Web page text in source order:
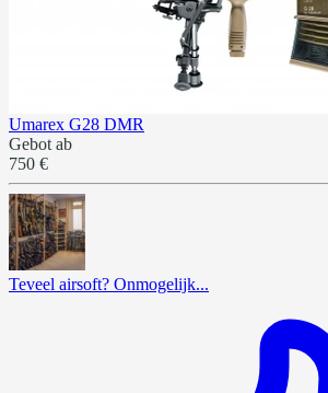
Umarex G28 DMR
Gebot ab
750 €
Teveel airsoft? Onmogelijk...